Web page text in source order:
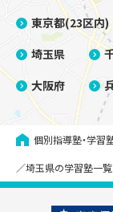
東京都(23区内)
埼玉県
大阪府
個別指導塾・学習
埼玉県の学習塾一覧